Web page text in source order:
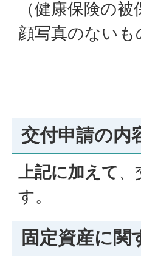
（健康保険の
顔写真のない
交付申請の内
上記に加えて、
す。
固定資産に関